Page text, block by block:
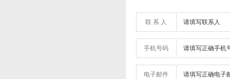
联 系 人
手机号码
电子邮件